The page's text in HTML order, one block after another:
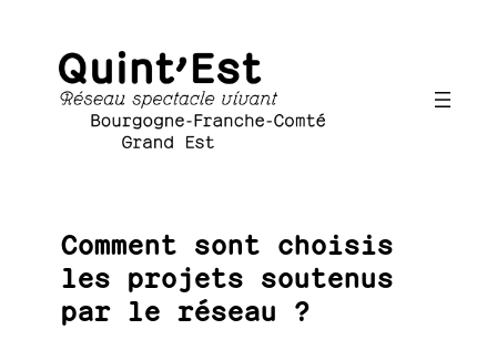
contenu
Comment sont choisis
les projets soutenus
par le réseau ?